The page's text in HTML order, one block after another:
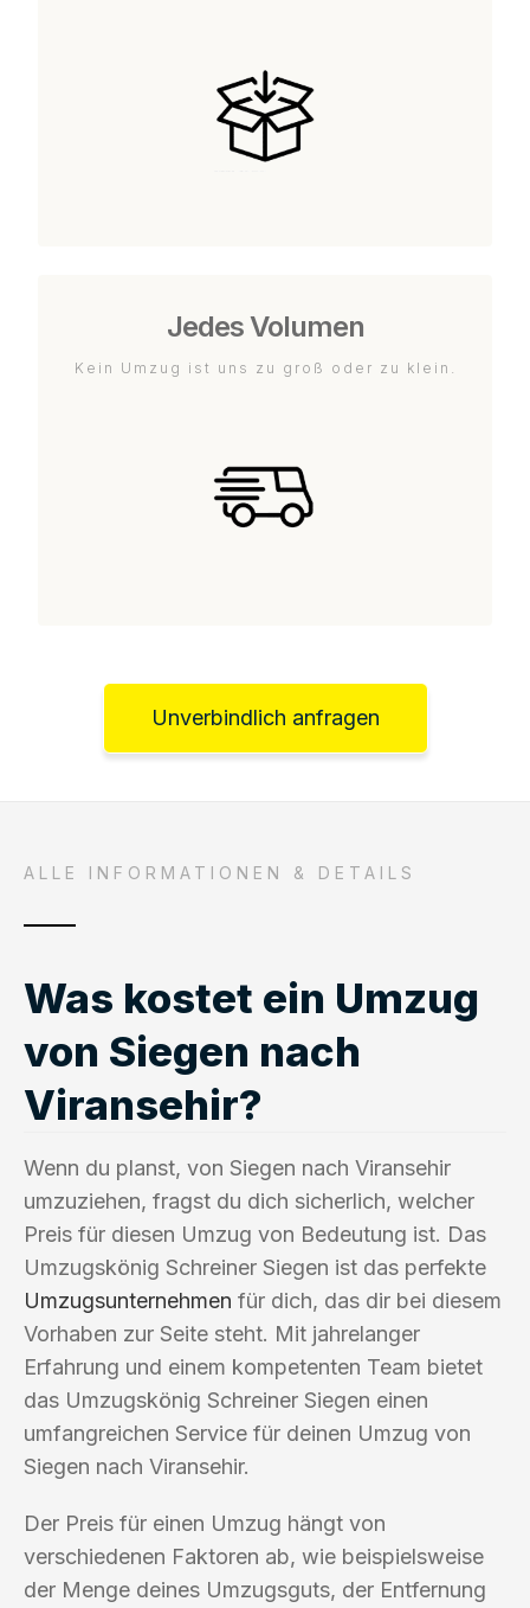
Jedes Volumen
Kein Umzug ist uns zu groß oder zu klein.
Unverbindlich anfragen
ALLE INFORMATIONEN & DETAILS
Was kostet ein Umzug
von Siegen nach
Viransehir?
Wenn du planst, von Siegen nach Viransehir
umzuziehen, fragst du dich sicherlich, welcher
Preis für diesen Umzug von Bedeutung ist. Das
Umzugskönig Schreiner Siegen ist das perfekte
Umzugsunternehmen für dich, das dir bei diesem
Vorhaben zur Seite steht. Mit jahrelanger
Erfahrung und einem kompetenten Team bietet
das Umzugskönig Schreiner Siegen einen
umfangreichen Service für deinen Umzug von
Siegen nach Viransehir.
Der Preis für einen Umzug hängt von
verschiedenen Faktoren ab, wie beispielsweise
der Menge deines Umzugsguts, der Entfernung